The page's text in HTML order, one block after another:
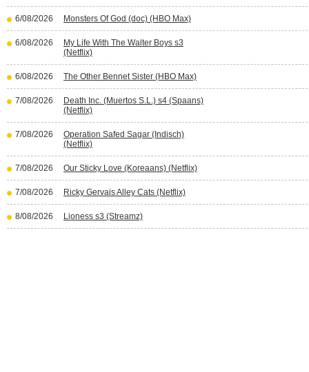
6/08/2026 Monsters Of God (doc) (HBO Max)
6/08/2026
My Life With The Walter Boys s3
(Netflix)
6/08/2026 The Other Bennet Sister (HBO Max)
7/08/2026
Death Inc. (Muertos S.L.) s4 (Spaans)
(Netflix)
7/08/2026
Operation Safed Sagar (Indisch)
(Netflix)
7/08/2026 Our Sticky Love (Koreaans) (Netflix)
7/08/2026 Ricky Gervais Alley Cats (Netflix)
8/08/2026 Lioness s3 (Streamz)